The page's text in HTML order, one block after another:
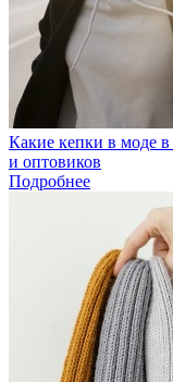
Какие кепки в моде
и оптовиков
Подробнее